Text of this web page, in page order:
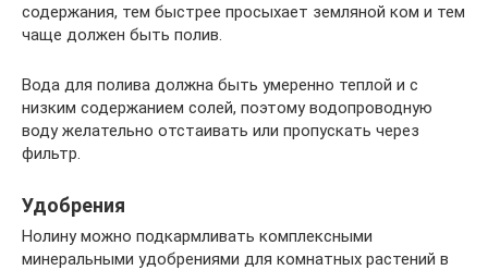
содержания, тем быстрее просыхает земляной ком и тем
чаще должен быть полив.
Вода для полива должна быть умеренно теплой и с
низким содержанием солей, поэтому водопроводную
воду желательно отстаивать или пропускать через
фильтр.
Удобрения
Нолину можно подкармливать комплексными
минеральными удобрениями для комнатных растений в